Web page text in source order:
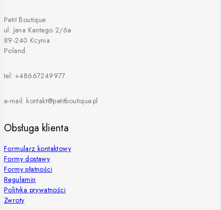
Petit Boutique
ul. Jana Kantego 2/6a
89-240 Kcynia
Poland
tel: +48667249977
e-mail: kontakt@petitboutique.pl
Obsługa klienta
Formularz kontaktowy
Formy dostawy
Formy płatności
Regulamin
Polityka prywatności
Zwroty